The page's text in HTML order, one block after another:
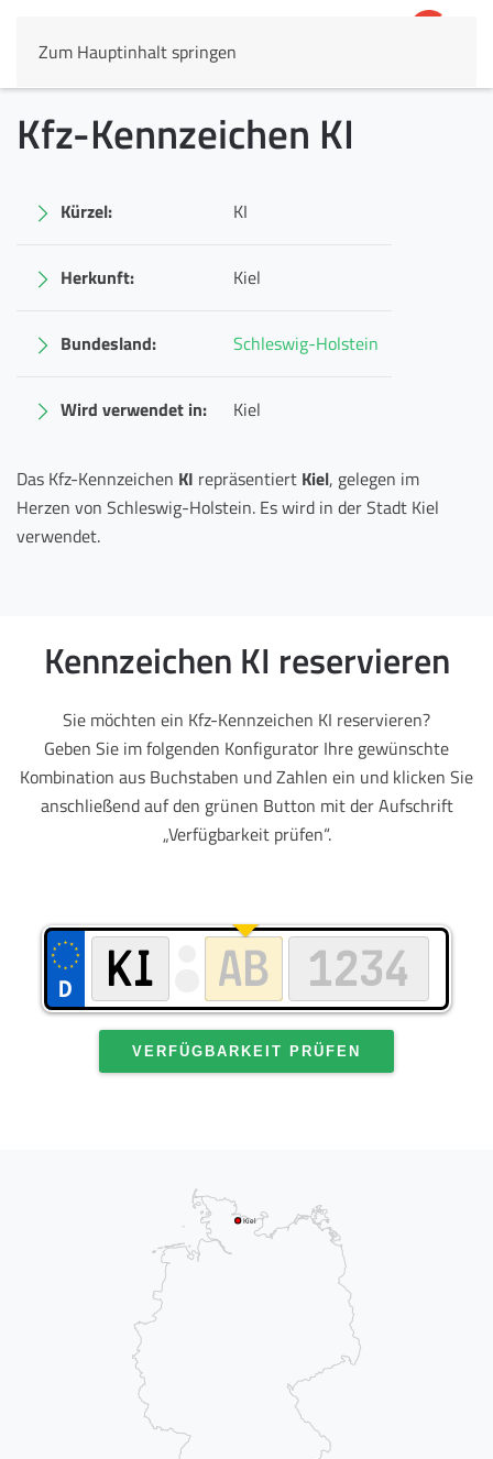
Zum Hauptinhalt springen
Kfz-Kennzeichen KI
Kürzel: KI
Herkunft: Kiel
Bundesland: Schleswig-Holstein
Wird verwendet in: Kiel
Das Kfz-Kennzeichen KI repräsentiert Kiel, gelegen im
Herzen von Schleswig-Holstein. Es wird in der Stadt Kiel
verwendet.
Kennzeichen KI reservieren
Sie möchten ein Kfz-Kennzeichen KI reservieren?
Geben Sie im folgenden Konfigurator Ihre gewünschte
Kombination aus Buchstaben und Zahlen ein und klicken Sie
anschließend auf den grünen Button mit der Aufschrift
„Verfügbarkeit prüfen“.
VERFÜGBARKEIT PRÜFEN
Kiel